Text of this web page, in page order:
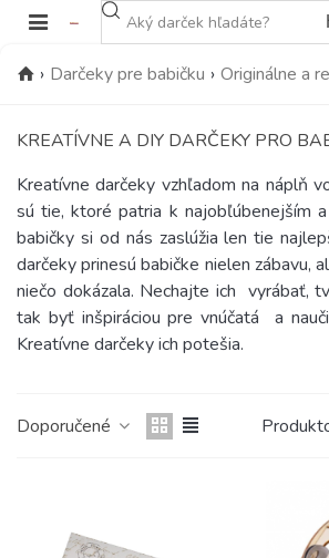
› Darčeky pre babičku › Originálne a
KREATÍVNE A DIY DARČEKY PRO
Kreatívne darčeky vzhľadom na náplň
sú tie, ktoré patria k najobľúbenejším
babičky si od nás zaslúžia len tie
darčeky prinesú babičke nielen zábavu,
niečo dokázala. Nechajte ich vyrábať,
tak byť inšpiráciou pre vnúčatá a
Kreatívne darčeky ich potešia.
Doporučené